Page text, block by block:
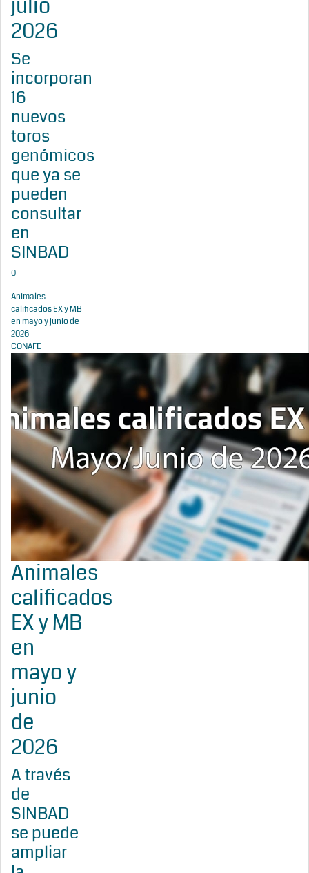
julio
2026
Se
incorporan
16
nuevos
toros
genómicos
que ya se
pueden
consultar
en
SINBAD
0
Animales
calificados EX y MB
en mayo y junio de
2026
CONAFE
Animales
calificados
EX y MB
en
mayo y
junio
de
2026
A través
de
SINBAD
se puede
ampliar